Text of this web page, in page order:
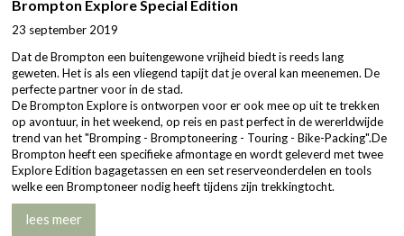
Brompton Explore Special Edition
23 september 2019
Dat de Brompton een buitengewone vrijheid biedt is reeds lang
geweten. Het is als een vliegend tapijt dat je overal kan meenemen. De
perfecte partner voor in de stad.
De Brompton Explore is ontworpen voor er ook mee op uit te trekken
op avontuur, in het weekend, op reis en past perfect in de wererldwijde
trend van het "Bromping - Bromptoneering - Touring - Bike-Packing".De
Brompton heeft een specifieke afmontage en wordt geleverd met twee
Explore Edition bagagetassen en een set reserveonderdelen en tools
welke een Bromptoneer nodig heeft tijdens zijn trekkingtocht.
lees meer